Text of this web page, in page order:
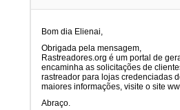
Bom dia Elienai,
Obrigada pela mensagem,
Rastreadores.org é um portal de
encaminha as solicitações de
rastreador para lojas credenciadas
maiores informações, visite o site
Abraço.